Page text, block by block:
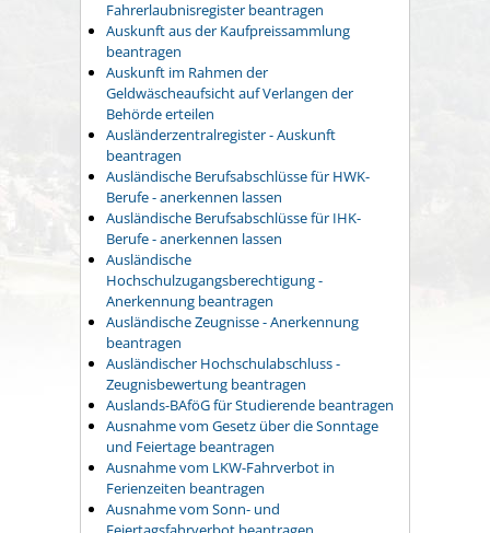
Fahrerlaubnisregister beantragen
Auskunft aus der Kaufpreissammlung
beantragen
Auskunft im Rahmen der
Geldwäscheaufsicht auf Verlangen der
Behörde erteilen
Ausländerzentralregister - Auskunft
beantragen
Ausländische Berufsabschlüsse für HWK-
Berufe - anerkennen lassen
Ausländische Berufsabschlüsse für IHK-
Berufe - anerkennen lassen
Ausländische
Hochschulzugangsberechtigung -
Anerkennung beantragen
Ausländische Zeugnisse - Anerkennung
beantragen
Ausländischer Hochschulabschluss -
Zeugnisbewertung beantragen
Auslands-BAföG für Studierende beantragen
Ausnahme vom Gesetz über die Sonntage
und Feiertage beantragen
Ausnahme vom LKW-Fahrverbot in
Ferienzeiten beantragen
Ausnahme vom Sonn- und